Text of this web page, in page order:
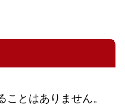
とはありません。